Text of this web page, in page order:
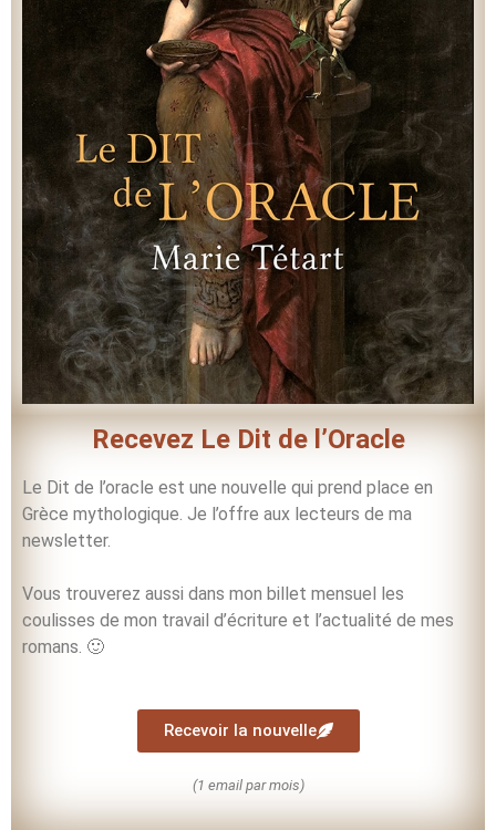
Recevez Le Dit de l’Oracle
Le Dit de l’oracle est une nouvelle qui prend place en
Grèce mythologique. Je l’offre aux lecteurs de ma
newsletter.
Vous trouverez aussi dans mon billet mensuel les
coulisses de mon travail d’écriture et l’actualité de mes
romans. 🙂
Recevoir la nouvelle
(1 email par mois)